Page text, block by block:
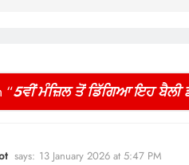
“5ਵੀਂ ਮੰਜ਼ਿਲ ਤੋਂ ਡਿੱਗਿਆ ਇਹ
says: 13 January 2026 at 5:47 PM